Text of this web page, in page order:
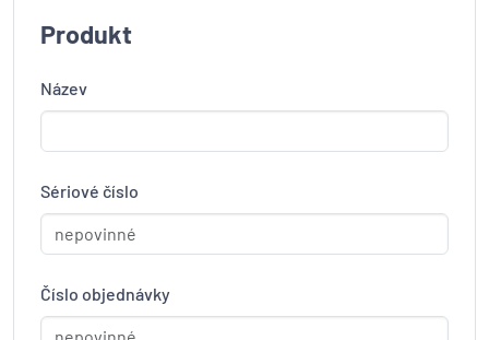
Produkt
Název
Sériové číslo
Číslo objednávky